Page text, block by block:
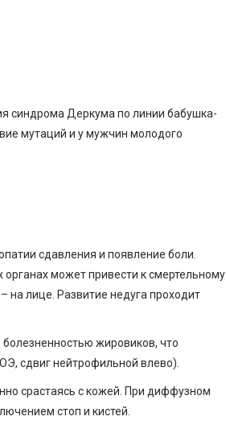
синдрома Деркума по линии бабушка-
мутаций и у мужчин молодого
сдавления и появление боли.
может привести к смертельному
на лице. Развитие недуга проходит
жировиков, что
сдвиг нейтрофильной влево).
срастаясь с кожей. При диффузном
стоп и кистей.